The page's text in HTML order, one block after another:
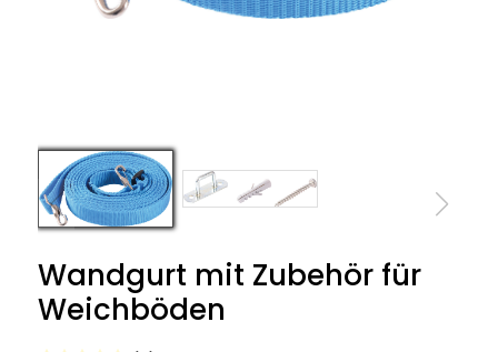
Wandgurt mit Zubehör für
Weichböden